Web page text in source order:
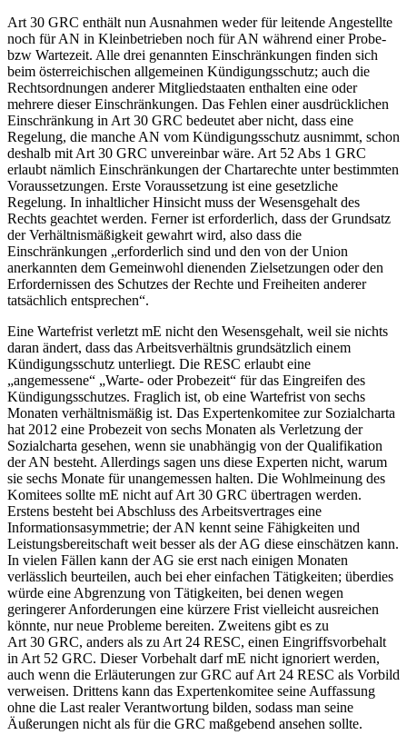
Art 30 GRC enthält nun Ausnahmen weder für leitende Angestellte
noch für AN in Kleinbetrieben noch für AN während einer Probe-
bzw Wartezeit. Alle drei genannten Einschränkungen finden sich
beim österreichischen allgemeinen Kündigungsschutz; auch die
Rechtsordnungen anderer Mitgliedstaaten enthalten eine oder
mehrere dieser Einschränkungen. Das Fehlen einer ausdrücklichen
Einschränkung in Art 30 GRC bedeutet aber nicht, dass eine
Regelung, die manche AN vom Kündigungsschutz ausnimmt, schon
deshalb mit Art 30 GRC unvereinbar wäre. Art 52 Abs 1 GRC
erlaubt nämlich Einschränkungen der Chartarechte unter bestimmten
Voraussetzungen. Erste Voraussetzung ist eine gesetzliche
Regelung. In inhaltlicher Hinsicht muss der Wesensgehalt des
Rechts geachtet werden. Ferner ist erforderlich, dass der Grundsatz
der Verhältnismäßigkeit gewahrt wird, also dass die
Einschränkungen „erforderlich sind und den von der Union
anerkannten dem Gemeinwohl dienenden Zielsetzungen oder den
Erfordernissen des Schutzes der Rechte und Freiheiten anderer
tatsächlich entsprechen“.
Eine Wartefrist verletzt mE nicht den Wesensgehalt, weil sie nichts
daran ändert, dass das Arbeitsverhältnis grundsätzlich einem
Kündigungsschutz unterliegt. Die RESC erlaubt eine
„angemessene“ „Warte- oder Probezeit“ für das Eingreifen des
Kündigungsschutzes. Fraglich ist, ob eine Wartefrist von sechs
Monaten verhältnismäßig ist. Das Expertenkomitee zur Sozialcharta
hat 2012 eine Probezeit von sechs Monaten als Verletzung der
Sozialcharta gesehen, wenn sie unabhängig von der Qualifikation
der AN besteht. Allerdings sagen uns diese Experten nicht, warum
sie sechs Monate für unangemessen halten. Die Wohlmeinung des
Komitees sollte mE nicht auf Art 30 GRC übertragen werden.
Erstens besteht bei Abschluss des Arbeitsvertrages eine
Informationsasymmetrie; der AN kennt seine Fähigkeiten und
Leistungsbereitschaft weit besser als der AG diese einschätzen kann.
In vielen Fällen kann der AG sie erst nach einigen Monaten
verlässlich beurteilen, auch bei eher einfachen Tätigkeiten; überdies
würde eine Abgrenzung von Tätigkeiten, bei denen wegen
geringerer Anforderungen eine kürzere Frist vielleicht ausreichen
könnte, nur neue Probleme bereiten. Zweitens gibt es zu
Art 30 GRC, anders als zu Art 24 RESC, einen Eingriffsvorbehalt
in Art 52 GRC. Dieser Vorbehalt darf mE nicht ignoriert werden,
auch wenn die Erläuterungen zur GRC auf Art 24 RESC als Vorbild
verweisen. Drittens kann das Expertenkomitee seine Auffassung
ohne die Last realer Verantwortung bilden, sodass man seine
Äußerungen nicht als für die GRC maßgebend ansehen sollte.